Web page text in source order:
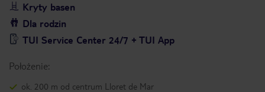
Kryty basen
Dla rodzin
TUI Service Center 24/7 + TUI App
Położenie:
ok. 200 m od centrum Lloret de Mar